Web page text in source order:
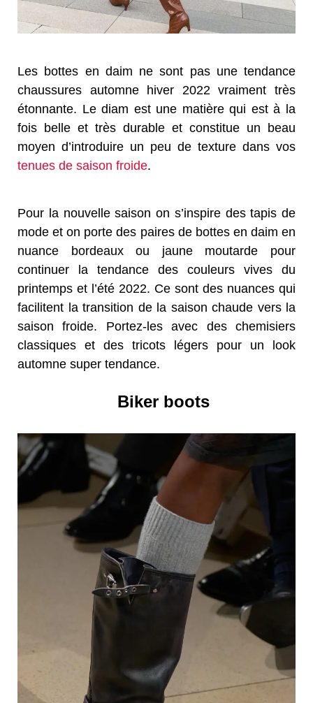
Les bottes en daim ne sont pas une tendance
chaussures automne hiver 2022 vraiment très
étonnante. Le diam est une matière qui est à la
fois belle et très durable et constitue un beau
moyen d’introduire un peu de texture dans vos
tenues de saison froide.
Pour la nouvelle saison on s’inspire des tapis de
mode et on porte des paires de bottes en daim en
nuance bordeaux ou jaune moutarde pour
continuer la tendance des couleurs vives du
printemps et l’été 2022. Ce sont des nuances qui
facilitent la transition de la saison chaude vers la
saison froide. Portez-les avec des chemisiers
classiques et des tricots légers pour un look
automne super tendance.
Biker boots